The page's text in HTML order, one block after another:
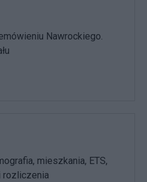
Nawrockiego.
mieszkania, ETS,
rozliczenia